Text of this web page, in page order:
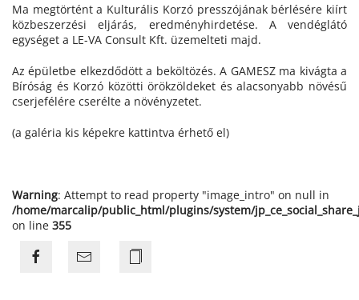
Ma megtörtént a Kulturális Korzó presszójának bérlésére kiírt
közbeszerzési eljárás, eredményhirdetése. A vendéglátó
egységet a LE-VA Consult Kft. üzemelteti majd.
Az épületbe elkezdődött a beköltözés. A GAMESZ ma kivágta a
Bíróság és Korzó közötti örökzöldeket és alacsonyabb növésű
cserjefélére cserélte a növényzetet.
(a galéria kis képekre kattintva érhető el)
Warning: Attempt to read property "image_intro" on null in
/home/marcalip/public_html/plugins/system/
on line 355